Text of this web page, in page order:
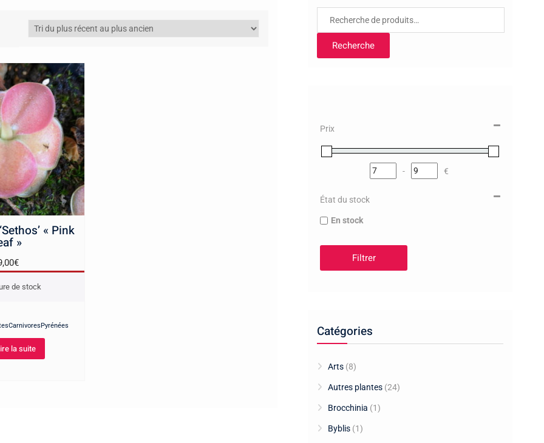
« Pink
»
€
de stock
la suite
Recherche
Prix
Minimum Price
-
Maximum Price
€
État du stock
En stock
Filtrer
Catégories
Arts (8)
Autres plantes (24)
Brocchinia (1)
Byblis (1)